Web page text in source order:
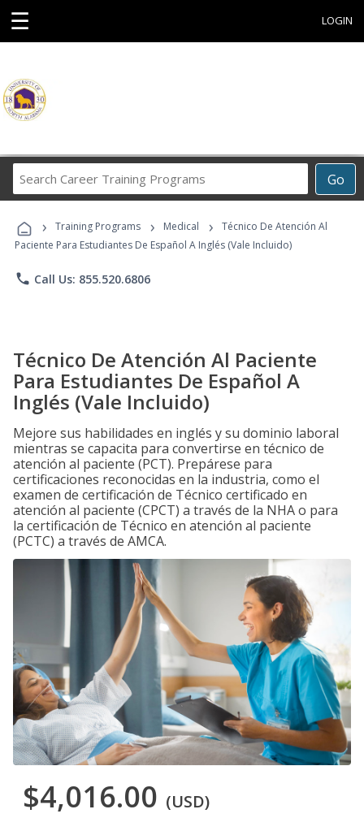
☰ LOGIN
Go
Career
Programs
› Training Programs › Medical ›
Técnico De Atención Al
Paciente Para Estudiantes De Español A Inglés (Vale Incluido)
phone Call Us: 855.520.6806
Técnico De Atención Al Paciente
Para Estudiantes De Español A
Inglés (Vale Incluido)
Mejore sus habilidades en inglés y su dominio laboral
mientras se capacita para convertirse en técnico de
atención al paciente (PCT). Prepárese para
certificaciones reconocidas en la industria, como el
examen de certificación de Técnico certificado en
atención al paciente (CPCT) a través de la NHA o para
la certificación de Técnico en atención al paciente
(PCTC) a través de AMCA.
$4,016.00 (USD)